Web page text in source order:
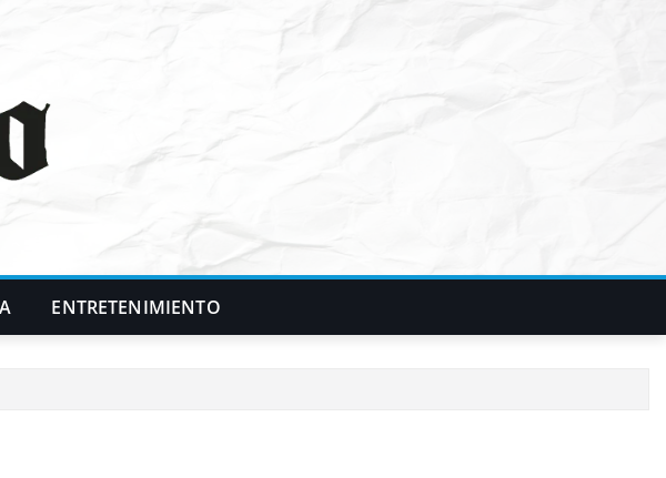
ENTRETENIMIENTO